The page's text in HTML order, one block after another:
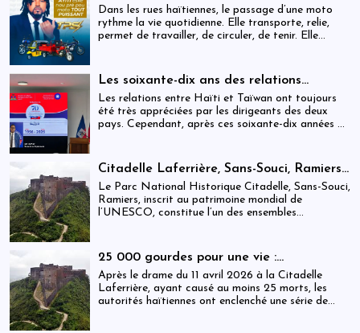
dans l’univers des motocyclettes en Haïti
Dans les rues haïtiennes, le passage d’une moto
rythme la vie quotidienne. Elle transporte, relie,
permet de travailler, de circuler, de tenir. Elle
personnes.
Les soixante-dix ans des relations
haïtiano-taïwanaises : entre dépendance
et ambiguïtés stratégiques
Les relations entre Haïti et Taïwan ont toujours
été très appréciées par les dirigeants des deux
pays. Cependant, après ces soixante-dix années de
objectifs de développement durable sur lesquels
Haïti devrait se fixer.
Citadelle Laferrière, Sans-Souci, Ramiers :
gouvernance absente d’un patrimoine
mondial sous pression structurelle
Le Parc National Historique Citadelle, Sans-Souci,
Ramiers, inscrit au patrimoine mondial de
l’UNESCO, constitue l’un des ensembles
déploie une réalité institutionnelle fragilisée par
l’absence prolongée de gouvernance effective.
25 000 gourdes pour une vie :
arrestations, révocations et démission
après le drame de la Citadelle
Après le drame du 11 avril 2026 à la Citadelle
Laferrière, ayant causé au moins 25 morts, les
autorités haïtiennes ont enclenché une série de